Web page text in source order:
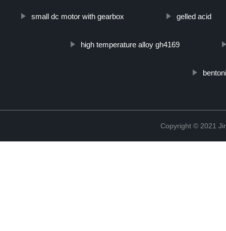
small dc motor with gearbox gelled acid
high temperature alloy gh4169
Copyright © 2021